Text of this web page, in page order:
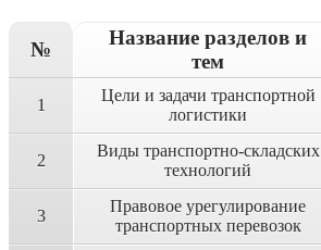
№
Название разделов и
тем
1
Цели и задачи транспортной
логистики
2
Виды транспортно-складских
технологий
3
Правовое урегулирование
транспортных перевозок